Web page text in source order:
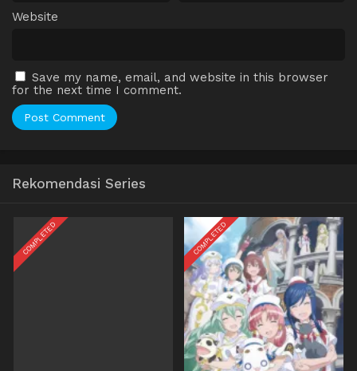
Website
Save my name, email, and website in this browser
for the next time I comment.
Rekomendasi Series
COMPLETED COMPLETED